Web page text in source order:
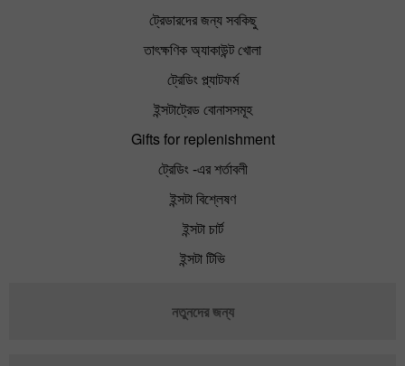
ট্রেডারদের জন্য সবকিছু
তাৎক্ষণিক অ্যাকাউন্ট খোলা
ট্রেডিং প্ল্যাটফর্ম
ইন্সটাট্রেড বোনাসসমূহ
Gifts for replenishment
ট্রেডিং -এর শর্তাবলী
ইন্সটা বিশ্লেষণ
ইন্সটা চার্ট
ইন্সটা টিভি
নতুনদের জন্য